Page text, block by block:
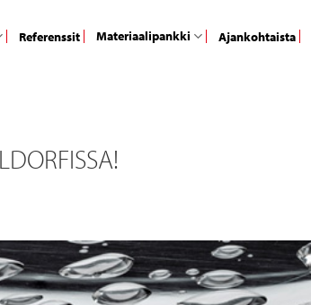
Referenssit Materiaalipankki Ajankohtaista